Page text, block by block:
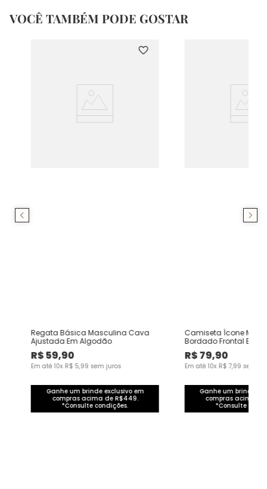
VOCÊ TAMBÉM PODE GOSTAR
Regata Básica Masculina Cava
Ajustada Em Algodão
R$59,90
Em até10xR$ 5,99 sem juros
Ganhe um brinde exclusivo em
compras acima de R$449.
*Consulte condições.
Camiseta Ícone
Bordado Frontal Em
R$79,90
Em até10x R$ 7,99 sem
Ganhe um brinde
compras acima
*Consulte